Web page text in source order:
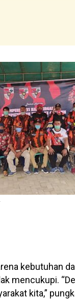
kebutuhan
mencukupi.
kita,”